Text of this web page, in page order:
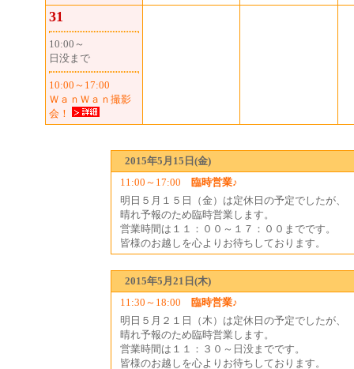
31
10:00～
日没まで
10:00～17:00
ＷａｎＷａｎ撮影
会！
2015年5月15日(金)
11:00～17:00 臨時営業♪
明日５月１５日（金）は定休日の予定でしたが、
晴れ予報のため臨時営業します。
営業時間は１１：００～１７：００までです。
皆様のお越しを心よりお待ちしております。
2015年5月21日(木)
11:30～18:00 臨時営業♪
明日５月２１日（木）は定休日の予定でしたが、
晴れ予報のため臨時営業します。
営業時間は１１：３０～日没までです。
皆様のお越しを心よりお待ちしております。